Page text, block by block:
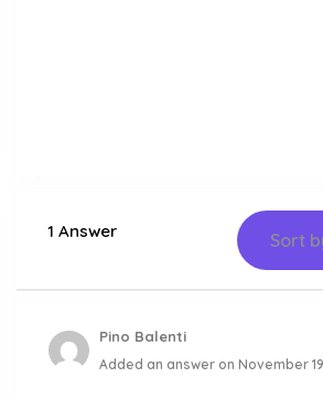
1 Answer Sort
Pino Balenti
Added an answer on November